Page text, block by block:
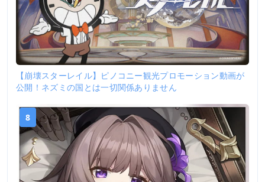
【崩壊スターレイル】ピノコニー観光プロモーション動画が
公開！ネズミの国とは一切関係ありません
8